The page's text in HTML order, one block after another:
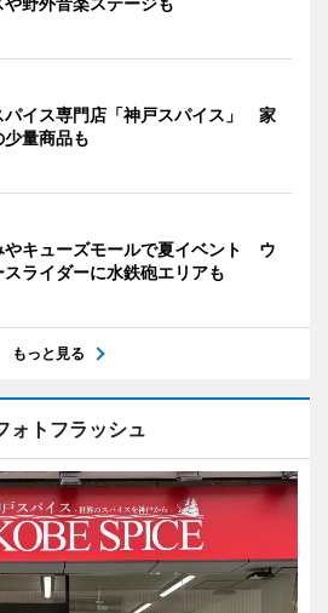
パイス専門店「神戸スパイス」 家
少量商品も
やキューズモールで夏イベント ウ
ライダーに水鉄砲エリアも
もっと見る
ォトフラッシュ